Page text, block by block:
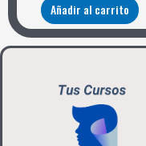
Añadir al carrito